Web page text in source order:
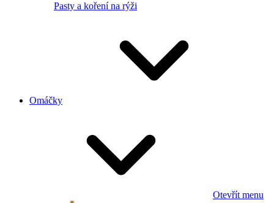
Pasty a koření na rýži
Omáčky
Otevřít menu